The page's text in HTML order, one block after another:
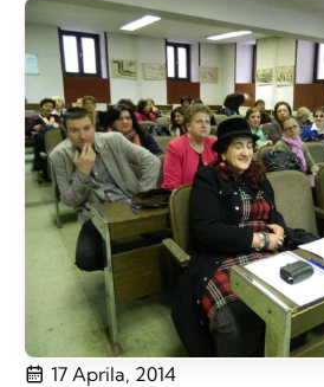
17 Aprila, 2014